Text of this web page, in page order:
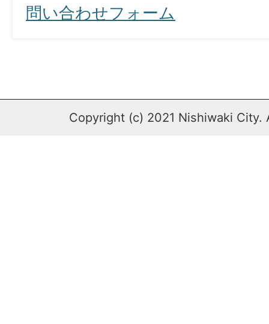
問い合わせフォーム
Copyright (c) 2021 Nishiwaki City.